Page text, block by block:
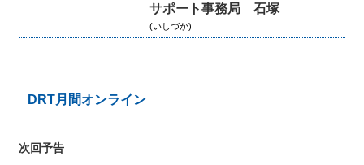
サポート事務局 石塚
(いしづか)
DRT月間オンライン
次回予告